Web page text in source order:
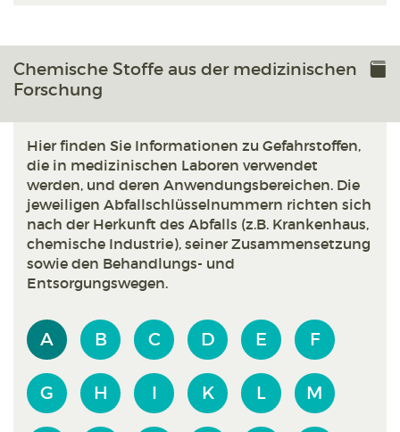
Chemische Stoffe aus der medizinischen
Forschung
Hier finden Sie Informationen zu Gefahrstoffen,
die in medizinischen Laboren verwendet
werden, und deren Anwendungsbereichen. Die
jeweiligen Abfallschlüsselnummern richten sich
nach der Herkunft des Abfalls (z.B. Krankenhaus,
chemische Industrie), seiner Zusammensetzung
sowie den Behandlungs- und
Entsorgungswegen.
A B C D E F
G H I K L M